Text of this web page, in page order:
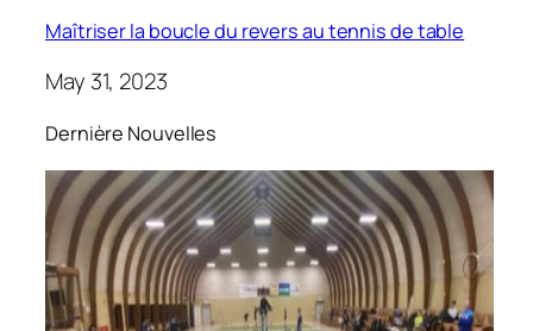
Maîtriser la boucle du revers au tennis de table
May 31, 2023
Dernière Nouvelles